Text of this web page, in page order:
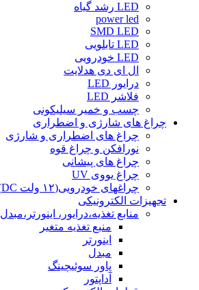
LED رشد گیاه
power led
SMD LED
LED تابلویی
LED خودرویی
ال ای دی هدلایت
درایور LED
فلاشر LED
چسب و خمیر سیلیکونی
چراغ های شارژی و اضطراری
چراغ های اضطراری و شارژی
نورافکن و چراغ قوه
چراغ های پیشانی
چراغ یووی UV
چراغهای خودرویی(۱۲ ولت DC)
تجهیزات الکترونیکی
منابع تغذیه،درایور، اینورتر،مبدل
منبع تغذیه متغیر
اینورتر
مبدل
پاور سوئیچینگ
آداپتور